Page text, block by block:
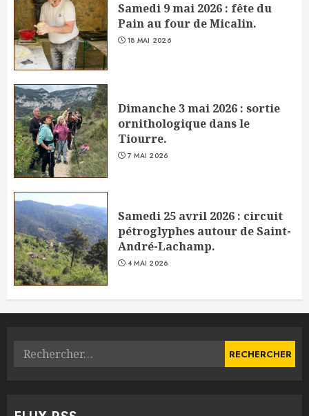
Samedi 9 mai 2026 : fête du
Pain au four de Micalin.
18 MAI 2026
Dimanche 3 mai 2026 : sortie
ornithologique dans le
Tiourre.
7 MAI 2026
Samedi 25 avril 2026 : circuit
pétroglyphes autour de Saint-
André-Lachamp.
4 MAI 2026
Rechercher :